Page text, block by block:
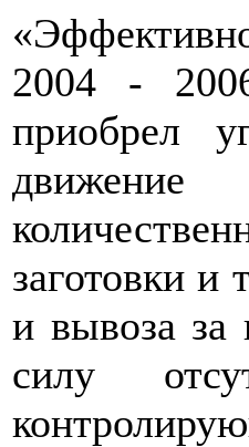
2004 -
приобрел
заготовки и
и вывоза за
силу